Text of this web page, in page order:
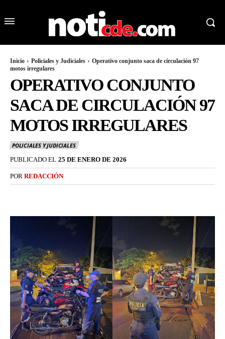
Inicio Policiales y Judiciales
Operativo conjunto saca de circulación 97
motos irregulares
OPERATIVO CONJUNTO
SACA DE CIRCULACIÓN 97
MOTOS IRREGULARES
POLICIALES Y JUDICIALES
PUBLICADO EL 25 DE ENERO DE 2026
POR REDACCIÓN